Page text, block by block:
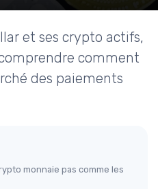
et ses crypto actifs,
comment
des paiements
monnaie pas comme les